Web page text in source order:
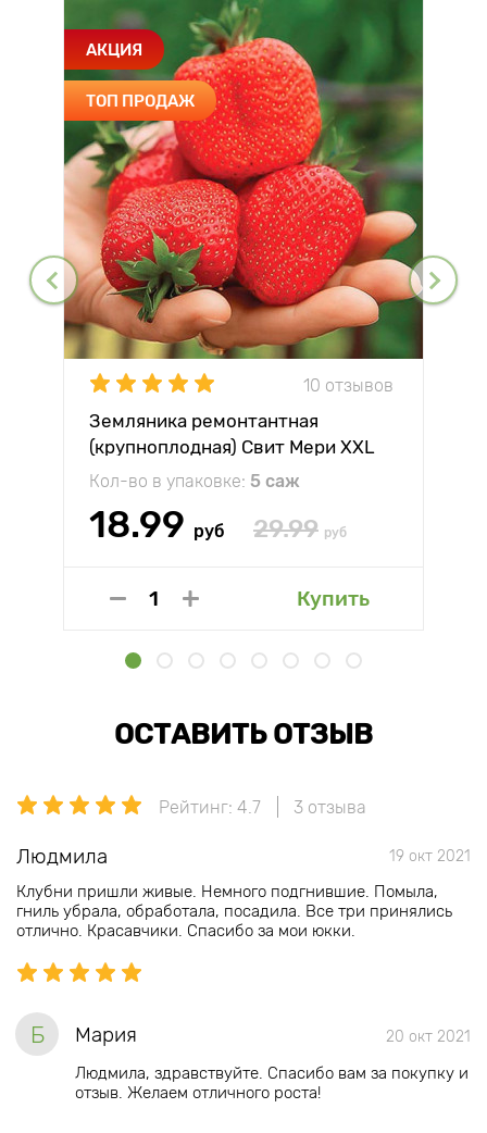
АКЦИЯ
ТОП ПРОДАЖ
10 отзывов
Земляника ремонтантная
(крупноплодная) Свит Мери XXL
Кол-во в упаковке: 5 саж
18.99 руб 29.99 руб
Купить
ОСТАВИТЬ ОТЗЫВ
Рейтинг: 4.7 3 отзыва
Людмила 19 окт 2021
Клубни пришли живые. Немного подгнившие. Помыла,
гниль убрала, обработала, посадила. Все три принялись
отлично. Красавчики. Спасибо за мои юкки.
Б Мария 20 окт 2021
Людмила, здравствуйте. Спасибо вам за покупку и
отзыв. Желаем отличного роста!